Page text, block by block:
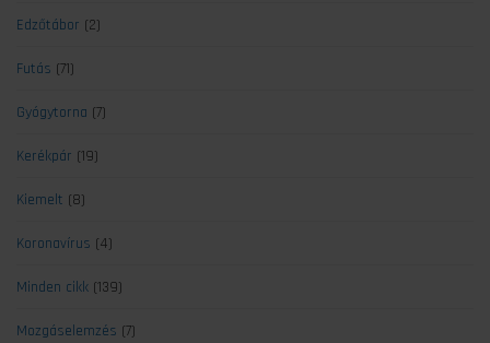
Edzőtábor (2)
Futás (71)
Gyógytorna (7)
Kerékpár (19)
Kiemelt (8)
Koronavírus (4)
Minden cikk (139)
Mozgáselemzés (7)